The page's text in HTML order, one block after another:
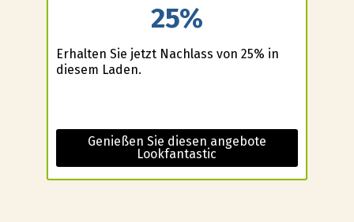
25%
Erhalten Sie jetzt Nachlass von 25% in
diesem Laden.
Genießen Sie diesen angebote
Lookfantastic